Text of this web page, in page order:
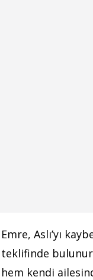
Emre, Aslı’yı
teklifinde bulunur.
hem kendi